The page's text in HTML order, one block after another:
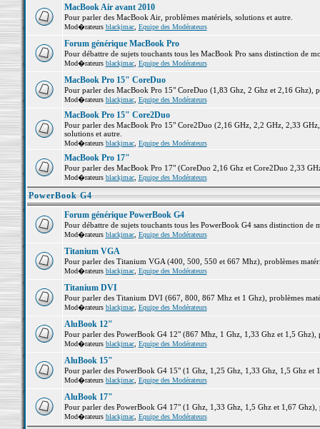
MacBook Air avant 2010
Pour parler des MacBook Air, problèmes matériels, solutions et autre.
Mod�rateurs blackjmac, Equipe des Modérateurs
Forum générique MacBook Pro
Pour débattre de sujets touchants tous les MacBook Pro sans distinction de
Mod�rateurs blackjmac, Equipe des Modérateurs
MacBook Pro 15" CoreDuo
Pour parler des MacBook Pro 15" CoreDuo (1,83 Ghz, 2 Ghz et 2,16 Ghz),
Mod�rateurs blackjmac, Equipe des Modérateurs
MacBook Pro 15" Core2Duo
Pour parler des MacBook Pro 15" Core2Duo (2,16 GHz, 2,2 GHz, 2,33
solutions et autre.
Mod�rateurs blackjmac, Equipe des Modérateurs
MacBook Pro 17"
Pour parler des MacBook Pro 17" (CoreDuo 2,16 Ghz et Core2Duo 2,33
Mod�rateurs blackjmac, Equipe des Modérateurs
PowerBook G4
Forum générique PowerBook G4
Pour débattre de sujets touchants tous les PowerBook G4 sans distinction de
Mod�rateurs blackjmac, Equipe des Modérateurs
Titanium VGA
Pour parler des Titanium VGA (400, 500, 550 et 667 Mhz), problèmes
Mod�rateurs blackjmac, Equipe des Modérateurs
Titanium DVI
Pour parler des Titanium DVI (667, 800, 867 Mhz et 1 Ghz), problèmes
Mod�rateurs blackjmac, Equipe des Modérateurs
AluBook 12"
Pour parler des PowerBook G4 12" (867 Mhz, 1 Ghz, 1,33 Ghz et 1,5 Ghz),
Mod�rateurs blackjmac, Equipe des Modérateurs
AluBook 15"
Pour parler des PowerBook G4 15" (1 Ghz, 1,25 Ghz, 1,33 Ghz, 1,5 Ghz et
Mod�rateurs blackjmac, Equipe des Modérateurs
AluBook 17"
Pour parler des PowerBook G4 17" (1 Ghz, 1,33 Ghz, 1,5 Ghz et 1,67 Ghz),
Mod�rateurs blackjmac, Equipe des Modérateurs